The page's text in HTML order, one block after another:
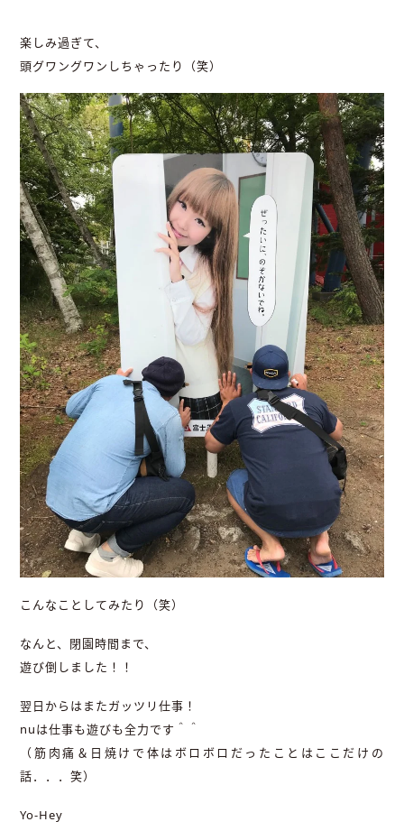
楽しみ過ぎて、
頭グワングワンしちゃったり（笑）
こんなことしてみたり（笑）
なんと、閉園時間まで、
遊び倒しました！！
翌日からはまたガッツリ仕事！
nuは仕事も遊びも全力です＾＾
（筋肉痛＆日焼けで体はボロボロだったことはここだけの
話．．．笑）
Yo-Hey